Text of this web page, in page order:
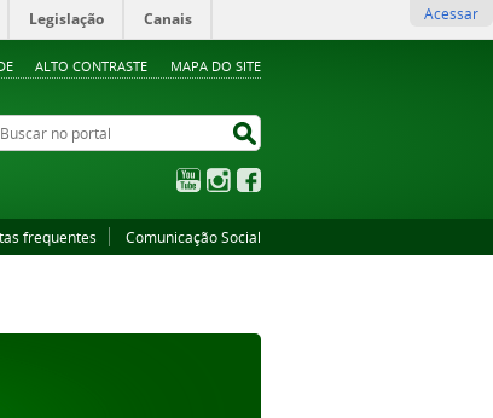
ALTO CONTRASTE MAPA DO SITE
Legislação Canais Acessar
Buscar no portal
YouTubeInstagram
frequentes Comunicação Social